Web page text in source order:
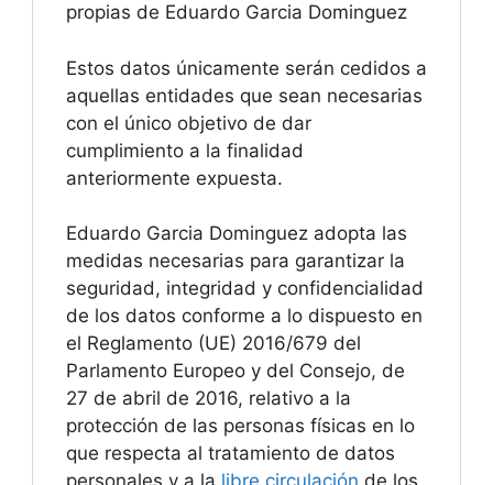
propias de Eduardo Garcia Dominguez
Estos datos únicamente serán cedidos a
aquellas entidades que sean necesarias
con el único objetivo de dar
cumplimiento a la finalidad
anteriormente expuesta.
Eduardo Garcia Dominguez adopta las
medidas necesarias para garantizar la
seguridad, integridad y confidencialidad
de los datos conforme a lo dispuesto en
el Reglamento (UE) 2016/679 del
Parlamento Europeo y del Consejo, de
27 de abril de 2016, relativo a la
protección de las personas físicas en lo
que respecta al tratamiento de datos